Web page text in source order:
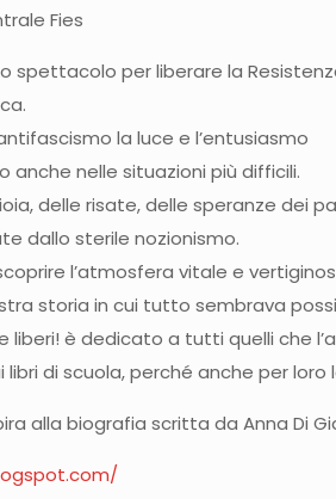
Fies
spettacolo per liberare la
la luce e l’entusiasmo
anche nelle situazioni più difficili.
delle risate, delle speranze dei
dallo sterile nozionismo.
l’atmosfera vitale e
storia in cui tutto sembrava
liberi! è dedicato a tutti quelli che
libri di scuola, perché anche per loro
alla biografia scritta da Anna Di